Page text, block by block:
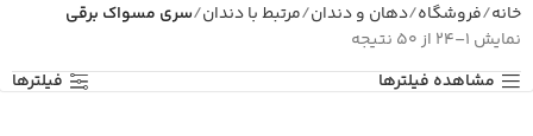
خانه فروشگاه دهان و دندان مرتبط با دندان سری مسواک برقی
نمایش 1–24 از 50 نتیجه
مشاهده فیلترها
فیلترها